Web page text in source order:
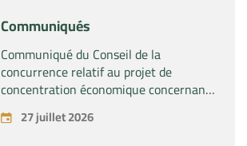
Communiqués
Communiqué du Conseil de la
concurrence relatif au projet de
concentration économique concernant
la prise du contrôle exclusif par la
société « Substipharm SAS » des actifs
27 juillet 2026